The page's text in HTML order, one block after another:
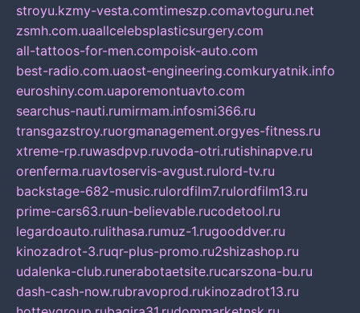
stroyu.kzmy-vesta.comtimeszp.comavtoguru.net
zsmh.com.uaallcelebsplasticsurgery.com
all-tattoos-for-men.compoisk-auto.com
best-radio.com.uaost-engineering.comkuryatnik.info
euroshiny.com.uaporemontuavto.com
searchus-nauti.rumirmam.infosmi366.ru
transgazstroy.ruorgmanagement.orgyes-fitness.ru
xtreme-rp.ruwasdpvp.ruvoda-otri.rutishinapve.ru
orenferma.ruavtoservis-avgust.rulord-tv.ru
backstage-682-music.rulordfilm7.rulordfilm13.ru
prime-cars63.ruun-believable.rucodetool.ru
legardoauto.rulithasa.rumuz-1.rugooddver.ru
kinozadrot-3.ruqr-plus-promo.ru2shizashop.ru
udalenka-club.runerabotaetsite.rucarszona-bu.ru
dash-cash-now.rubravoprod.rukinozadrot13.ru